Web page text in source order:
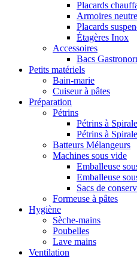
Placards
Armoires
Placards
Étagères Inox
Accessoires
Bacs
Petits matériels
Bain-marie
Cuiseur à pâtes
Préparation
Pétrins
Pétrins à
Pétrins à
Batteurs Mélangeurs
Machines sous vide
Emballeuse
Emballeuse
Sacs de
Formeuse à pâtes
Hygiène
Sèche-mains
Poubelles
Lave mains
Ventilation